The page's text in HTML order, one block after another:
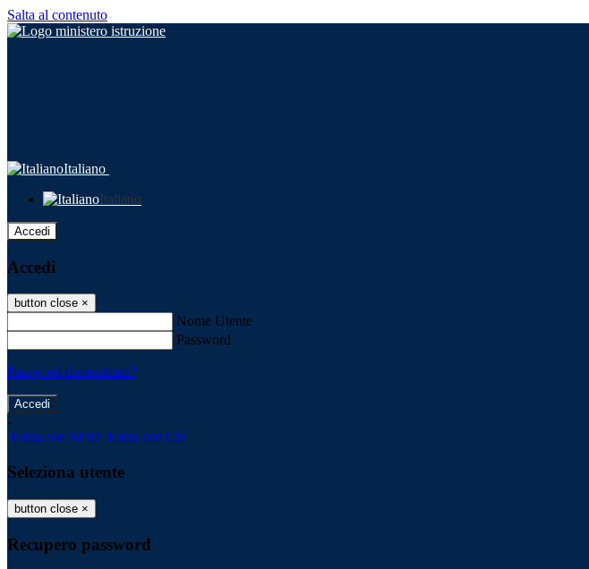
Salta al contenuto
Italiano
Italiano
Accedi
Accedi
button close ×
Nome Utente
Password
Password dimenticata?
-
Entra con SPID Entra con CIE
Seleziona utente
button close ×
Recupero password